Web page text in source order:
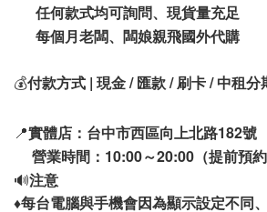
任何款式均可詢問、現貨量充足
每個月老闆、闆娘親飛國外代購
💰付款方式 | 現金 / 匯款 / 刷卡 / 中租分
📍實體店：台中市西區向上北路182號
營業時間：10:00～20:00（提前預約
🔊注意
♦️每台電腦與手機會因為顯示設定不同